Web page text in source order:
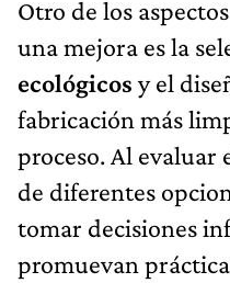
Otro de los
una mejora es la
ecológicos y el
fabricación más
proceso. Al evaluar
de diferentes
tomar decisiones
promuevan